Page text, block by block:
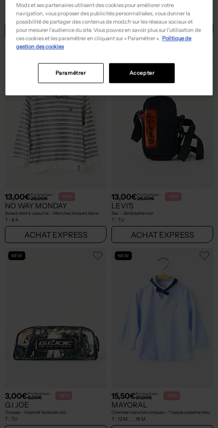
Short - Poches beige
6 M
ACHAT EXPRESS
Pantalon chino - Stretch beige
T :14 A
ACHAT EXPRESS
13,00€Prix boutique :
26,00€ -50%
NO WAY MONDAY
Sweat-shirt à capuche - Manches longues blanc
T : 4 A
ACHAT EXPRESS
13,00€Prix boutique :
26,00€ -50%
LEVI'S
Sac - Sérigraphie noir
T : TU
ACHAT EXPRESS
NEW
3,00€Prix boutique :
6,00€ -50%
G.I JOE
Trousse - Imprimé fantaisie noir
T : TU
NEW
15,50€Prix boutique :
31,00€ -50%
MAYORAL
Chemise manches longues - Tissage popeline bleu
T : 12 M, ... 18 M
Modz et ses partenaires utilisent des cookies pour améliorer votre
navigation, vous proposer des publicités personnalisées, vous donner la
possibilité de partager des contenus de modz.fr sur les réseaux sociaux et
pour mesurer l’audience du site. Vous pouvez en savoir plus sur l’utilisation de
ces cookies et les paramétrer en cliquant sur « Paramétrer ». Politique de
gestion des cookies
Accepter
Paramétrer